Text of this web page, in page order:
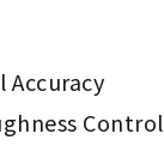
Accuracy
Control